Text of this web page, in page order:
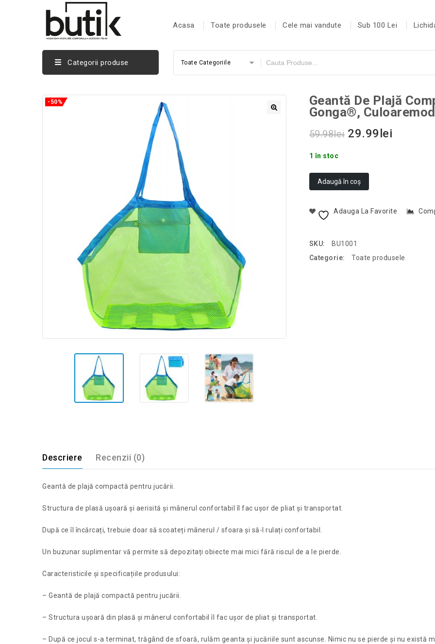
Acasa Toate produsele Cele mai vandute Sub 100 Lei
Categorii produse Toate Categoriile
-50%
Geantă De Plajă
Gonga®,
59.98lei 29.99 lei
1 în stoc
Adaugă în coș
Adauga La Favorite
SKU:
BU1001
Categorie:
Toate produsele
Descriere Recenzii (0)
Geantă de plajă compactă pentru jucării.
Structura de plasă ușoară și aerisită și mânerul confortabil îl fac ușor de pliat și transportat.
După ce îl încărcați, trebuie doar să scoateți mânerul / sfoara și să-l rulați confortabil.
Un buzunar suplimentar vă permite să depozitați obiecte mai mici fără riscul de a le pierde.
Caracteristicile și specificațiile produsului:
– Geantă de plajă compactă pentru jucării.
– Structura ușoară din plasă și mânerul confortabil îl fac ușor de pliat și transportat.
– După ce jocul s-a terminat, trăgând de sfoară, rulăm geanta și jucăriile sunt ascunse. Nimic nu se pierde și nu există